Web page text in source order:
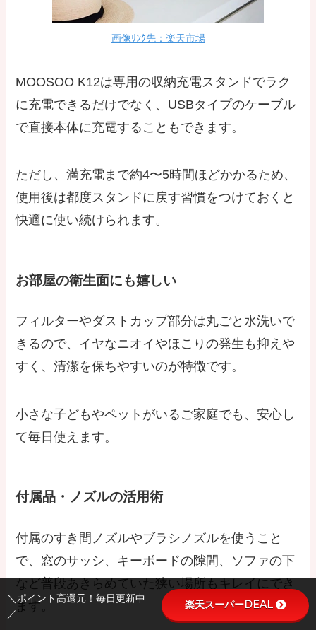
画像ﾘﾝｸ先：楽天市場
MOOSOO K12は専用の収納充電スタンドでラク
に充電できるだけでなく、USBタイプのケーブル
で直接本体に充電することもできます。
ただし、満充電まで約4〜5時間ほどかかるため、
使用後は都度スタンドに戻す習慣をつけておくと
快適に使い続けられます。
お部屋の衛生面にも嬉しい
フィルターやダストカップ部分は丸ごと水洗いで
きるので、イヤなニオイやほこりの発生も抑えや
すく、清潔を保ちやすいのが特徴です。
小さな子どもやペットがいるご家庭でも、安心し
て毎日使えます。
付属品・ノズルの活用術
付属のすき間ノズルやブラシノズルを使うこと
で、窓のサッシ、キーボードの隙間、ソファの下
など普段あきらめていた狭い場所もキレイにでき
ます。
＼ポイント高還元！毎日更新中
／
楽天スーパーDEAL